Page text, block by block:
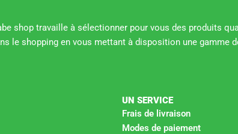
shop travaille à sélectionner pour vous des produits
le shopping en vous mettant à disposition une gamme
UN SERVICE
Frais de livraison
Modes de paiement